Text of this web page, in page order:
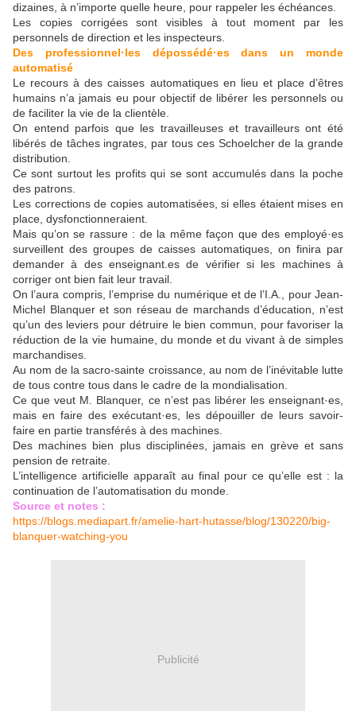
dizaines, à n’importe quelle heure, pour rappeler les échéances.
Les copies corrigées sont visibles à tout moment par les
personnels de direction et les inspecteurs.
Des professionnel·les dépossédé·es dans un monde
automatisé
Le recours à des caisses automatiques en lieu et place d’êtres
humains n’a jamais eu pour objectif de libérer les personnels ou
de faciliter la vie de la clientèle.
On entend parfois que les travailleuses et travailleurs ont été
libérés de tâches ingrates, par tous ces Schoelcher de la grande
distribution.
Ce sont surtout les profits qui se sont accumulés dans la poche
des patrons.
Les corrections de copies automatisées, si elles étaient mises en
place, dysfonctionneraient.
Mais qu’on se rassure : de la même façon que des employé·es
surveillent des groupes de caisses automatiques, on finira par
demander à des enseignant.es de vérifier si les machines à
corriger ont bien fait leur travail.
On l’aura compris, l’emprise du numérique et de l’I.A., pour Jean-
Michel Blanquer et son réseau de marchands d’éducation, n’est
qu’un des leviers pour détruire le bien commun, pour favoriser la
réduction de la vie humaine, du monde et du vivant à de simples
marchandises.
Au nom de la sacro-sainte croissance, au nom de l’inévitable lutte
de tous contre tous dans le cadre de la mondialisation.
Ce que veut M. Blanquer, ce n’est pas libérer les enseignant·es,
mais en faire des exécutant·es, les dépouiller de leurs savoir-
faire en partie transférés à des machines.
Des machines bien plus disciplinées, jamais en grève et sans
pension de retraite.
L’intelligence artificielle apparaît au final pour ce qu’elle est : la
continuation de l’automatisation du monde.
Source et notes :
https://blogs.mediapart.fr/amelie-hart-hutasse/blog/130220/big-
blanquer-watching-you
Publicité